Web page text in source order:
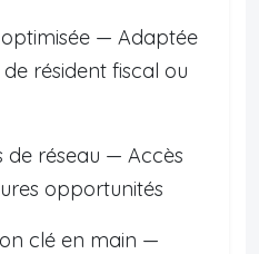
— Adaptée
résident fiscal ou
de réseau — Accès
opportunités
clé en main —